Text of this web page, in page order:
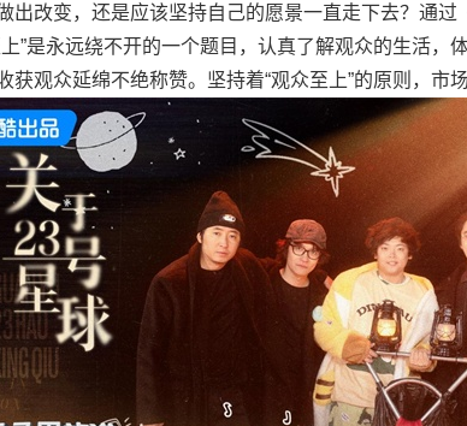
出改变，还是应该坚持自己的愿景一直走下去？通
上”是永远绕不开的一个题目，认真了解观众的生活，
获观众延绵不绝称赞。坚持着“观众至上”的原则，市